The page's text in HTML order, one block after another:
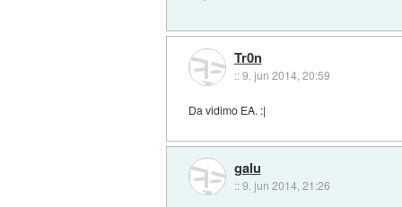
Tr0n
::9. jun 2014, 20:59
Da vidimo EA. :|
galu
::9. jun 2014, 21:26